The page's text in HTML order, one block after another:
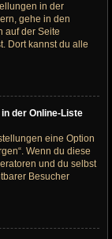
in der
gehe in den
auf der Seite
Dort kannst du alle
der Online-Liste
eine Option
Wenn du diese
und du selbst
Besucher